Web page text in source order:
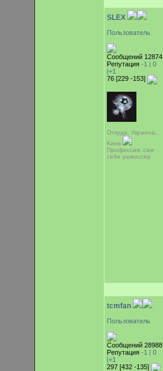
SLEX
Пользователь
Сообщений 12874
Репутация -1 | 0
|+1
76 [229 -153]
Откуда: Украина,
Киев
Профессия: сам
себе режиссёр
tcmfan
Пользователь
Сообщений 28988
Репутация -1 | 0
|+1
297 [432 -135]